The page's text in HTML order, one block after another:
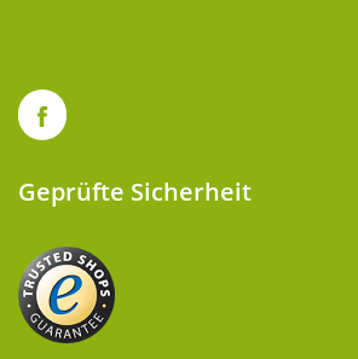
Geprüfte Sicherheit